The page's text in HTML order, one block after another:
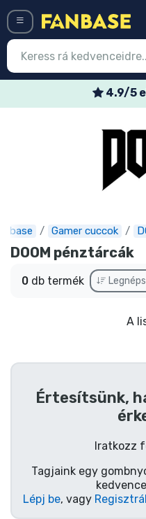
4.9/5
Gamer cuccok
DOOM pénztárcák
0 db termék
A
Értesítsünk,
Iratkozz
Tagjaink egy
Lépj be, vagy
Legújabb cuccok
Akciós ajánlatok
Express szállítás
Előrendelhető
Outlet cuccok
Sorozatos cuccok
Mesés cuccok
Animés cuccok